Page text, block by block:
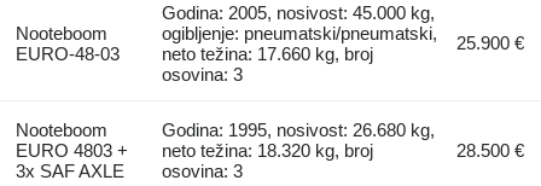
Nooteboom
EURO-48-03
Godina: 2005, nosivost: 45.000 kg,
ogibljenje: pneumatski/pneumatski,
neto težina: 17.660 kg, broj
osovina: 3
25.900 €
Nooteboom
EURO 4803 +
3x SAF AXLE
Godina: 1995, nosivost: 26.680 kg,
neto težina: 18.320 kg, broj
osovina: 3
28.500 €